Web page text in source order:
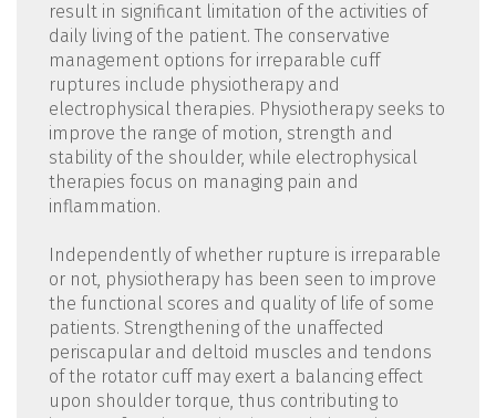
result in significant limitation of the activities of
daily living of the patient. The conservative
management options for irreparable cuff
ruptures include physiotherapy and
electrophysical therapies. Physiotherapy seeks to
improve the range of motion, strength and
stability of the shoulder, while electrophysical
therapies focus on managing pain and
inflammation.
Independently of whether rupture is irreparable
or not, physiotherapy has been seen to improve
the functional scores and quality of life of some
patients. Strengthening of the unaffected
periscapular and deltoid muscles and tendons
of the rotator cuff may exert a balancing effect
upon shoulder torque, thus contributing to